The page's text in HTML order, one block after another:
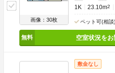
画像：30枚
1K 23.10m2
ペット可(相談)
空室状況を
敷金なし